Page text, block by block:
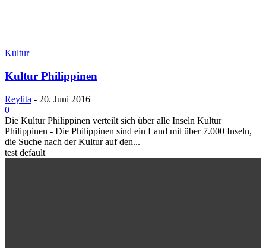
Kultur
Kultur Philippinen
Reylita - 20. Juni 2016
0
Die Kultur Philippinen verteilt sich über alle Inseln Kultur
Philippinen - Die Philippinen sind ein Land mit über 7.000 Inseln,
die Suche nach der Kultur auf den...
test default